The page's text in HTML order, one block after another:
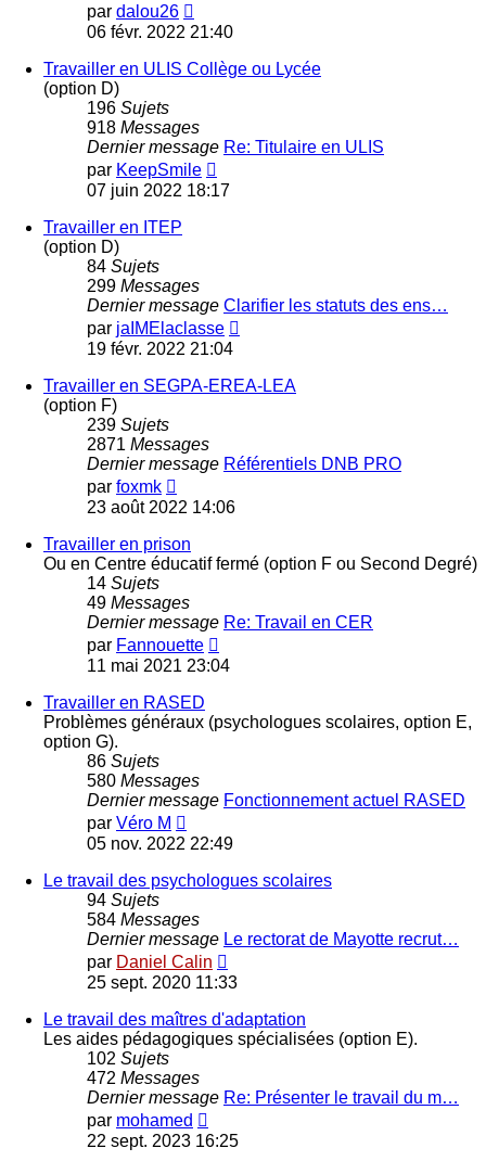
par dalou26
le
message
06 févr. 2022 21:40
Travailler en ULIS Collège ou Lycée
(option D)
196 Sujets
918 Messages
Dernier message Re: Titulaire en ULIS
par KeepSmile
le
07 juin 2022 18:17
Travailler en ITEP
(option D)
84 Sujets
299 Messages
Dernier message Clarifier les statuts des ens…
par jaIMElaclasse
message
19 févr. 2022 21:04
Travailler en SEGPA-EREA-LEA
(option F)
239 Sujets
2871 Messages
Dernier message Référentiels DNB PRO
par foxmk
le
message
23 août 2022 14:06
Travailler en prison
Ou en Centre éducatif fermé (option F ou Second Degré)
14 Sujets
49 Messages
Dernier message Re: Travail en CER
par Fannouette
le
11 mai 2021 23:04
Travailler en RASED
Problèmes généraux (psychologues scolaires, option E,
option G).
86 Sujets
580 Messages
Dernier message Fonctionnement actuel RASED
par Véro M
le
message
05 nov. 2022 22:49
Le travail des psychologues scolaires
94 Sujets
584 Messages
Dernier message Le rectorat de Mayotte recrut…
par Daniel Calin
le
message
25 sept. 2020 11:33
Le travail des maîtres d'adaptation
Les aides pédagogiques spécialisées (option E).
102 Sujets
472 Messages
Dernier message Re: Présenter le travail du m…
par mohamed
le
22 sept. 2023 16:25